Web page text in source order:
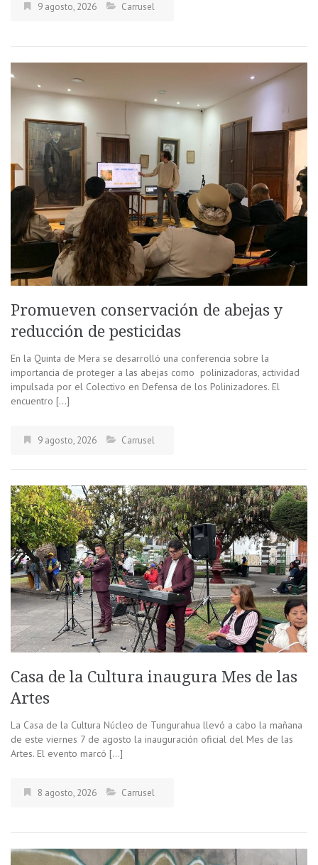
9 agosto, 2026 Carrusel
Promueven conservación de abejas y
reducción de pesticidas
En la Quinta de Mera se desarrolló una conferencia sobre la
importancia de proteger a las abejas como polinizadoras, actividad
impulsada por el Colectivo en Defensa de los Polinizadores. El
encuentro […]
9 agosto, 2026 Carrusel
Casa de la Cultura inaugura Mes de las
Artes
La Casa de la Cultura Núcleo de Tungurahua llevó a cabo la mañana
de este viernes 7 de agosto la inauguración oficial del Mes de las
Artes. El evento marcó […]
8 agosto, 2026 Carrusel